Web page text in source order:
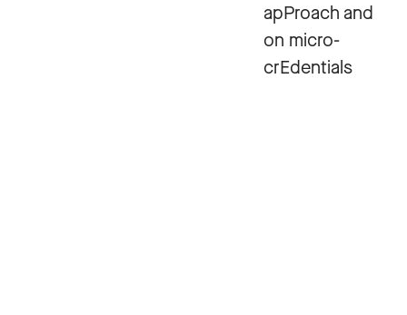
apProach and
on micro-
crEdentials